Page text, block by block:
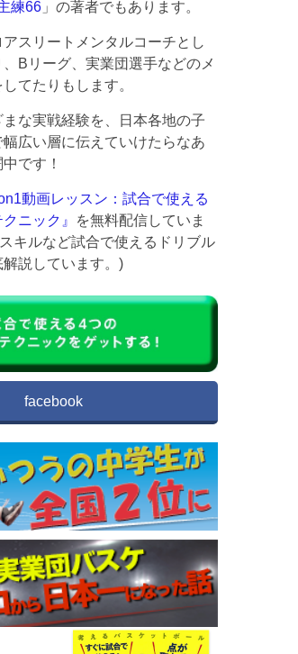
練66 」の著者でもあります。
スリートメンタルコーチとし
Bリーグ、実業団選手などのメ
てたりもします。
な実戦経験を、日本各地の子
広い層に伝えていけたらなあ
です！
動画レッスン：試合で使える
ニック』
を無料配信していま
キルなど試合で使えるドリブル
説しています。)
facebook